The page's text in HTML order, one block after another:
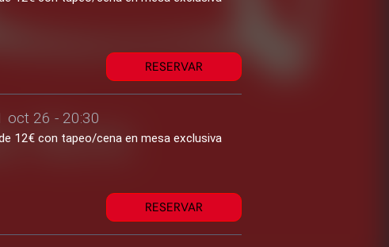
RESERVAR
oct 26 - 20:30
12€ con tapeo/cena en mesa exclusiva
RESERVAR